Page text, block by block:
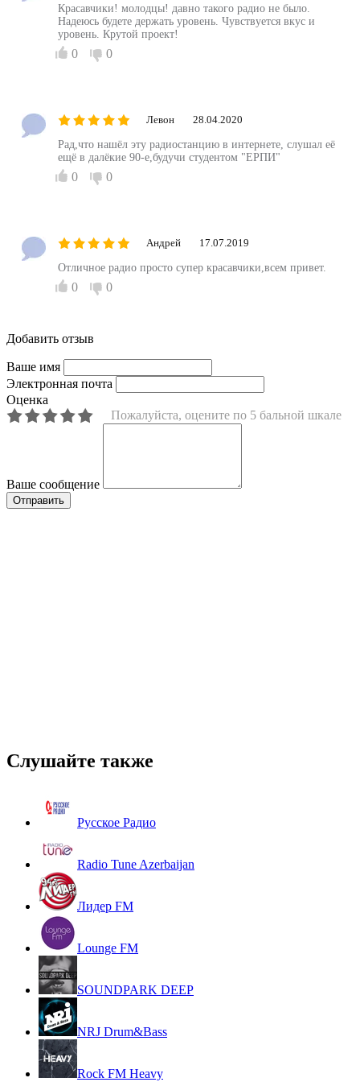
Красавчики! молодцы! давно такого радио не было.
Надеюсь будете держать уровень. Чувствуется вкус и
уровень. Крутой проект!
0 0
Левон 28.04.2020
Рад,что нашёл эту радиостанцию в интернете, слушал её
ещё в далёкие 90-е,будучи студентом "ЕРПИ"
0 0
Андрей 17.07.2019
Отличное радио просто супер красавчики,всем привет.
0 0
Добавить отзыв
Ваше имя
Электронная почта
Оценка
Пожалуйста, оцените по 5 бальной шкале
Ваше сообщение
Слушайте также
Русское Радио
Radio Tune Azerbaijan
Лидер FM
Lounge FM
SOUNDPARK DEEP
NRJ Drum&Bass
Rock FM Heavy